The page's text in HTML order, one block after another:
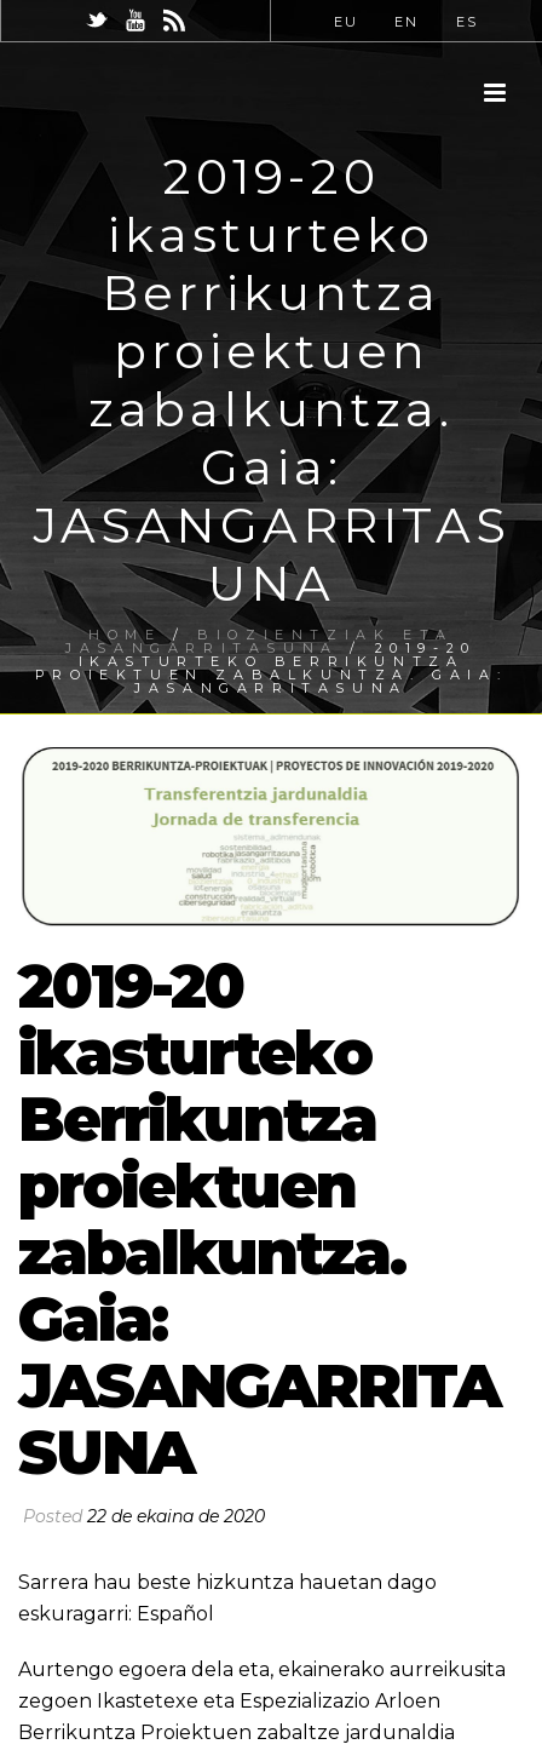
EU EN ES
2019-20
ikasturteko
Berrikuntza
proiektuen
zabalkuntza.
Gaia:
JASANGARRITAS
UNA
HOME/ BIOZIENTZIAK ETA
JASANGARRITASUNA / 2019-20
IKASTURTEKO BERRIKUNTZA
PROIEKTUEN ZABALKUNTZA. GAIA:
JASANGARRITASUNA
2019-20
ikasturteko
Berrikuntza
proiektuen
zabalkuntza.
Gaia:
JASANGARRITA
SUNA
Posted22 de ekaina de 2020
Sarrera hau beste hizkuntza hauetan dago
eskuragarri: Español
Aurtengo egoera dela eta, ekainerako aurreikusita
zegoen Ikastetexe eta Espezializazio Arloen
Berrikuntza Proiektuen zabaltze jardunaldia